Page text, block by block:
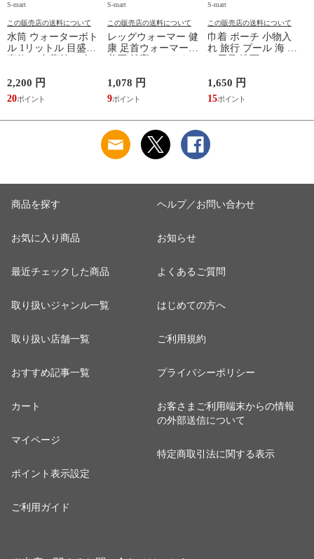
S-mart
この販売店の送料について
水筒 ウォーターボト
ル 1リットル 目盛り
マイボトル 動物 ア
ニマル ゴリラ ごリ
ラックス ゴリゴリボ
2,200 円
20
S-mart
この販売店の送料について
レッグウォーマー 健
康 足首ウォーマー
ふんわり 足湯のよう
なぽかぽかナイトウ
ォーマー inf-26
1,078 円
9
S-mart
この販売店の送料について
巾着 ポーチ 小物入
れ 旅行 プール 海 バ
サウナ ごリラックス
まもるさんの洗える
巾着 ブラック 黒
1,650 円
15
商品を探す
お気に入り商品
最近チェックした商品
取り扱いジャンル一覧
取り扱い店舗一覧
おすすめ記事一覧
カート
マイページ
ポイント表示設定
ご利用ガイド
ヘルプ／お問い合わせ
お知らせ
よくあるご質問
はじめての方へ
ご利用規約
プライバシーポリシー
お客さまご利用端末からの情報
の外部送信について
特定商取引法に関する表示